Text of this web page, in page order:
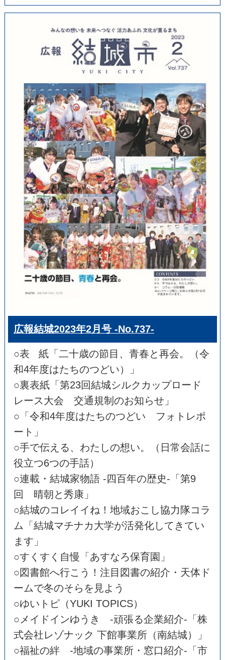
広報結城2023年2月号 -No.737-
○表 紙「二十歳の節目、青春と再会。（令
和4年度はたちのつどい）」
○裏表紙「第23回結城シルクカップロード
レース大会 交通規制のお知らせ」
○「令和4年度はたちのつどい フォトレポ
ート」
○手で伝える、わたしの想い。（日常会話に
役立つ6つの手話）
○連載・結城家物語 -四百年の歴史-「第9
回 晴朝と秀康」
○結城のコレイイね！地域おこし協力隊コラ
ム「結城マチナカ大学が活発化してきてい
ます」
○すくすく自慢「あすなろ保育園」
○図書館へ行こう！注目図書の紹介・天体ド
ームで冬のそらを見よう
○ゆいトピ（YUKI TOPICS）
○メイドインゆうき -頑張る企業紹介-「株
式会社レゾナック 下館事業所（南結城）」
○福祉の絆 -地域の事業所・窓口紹介-「市